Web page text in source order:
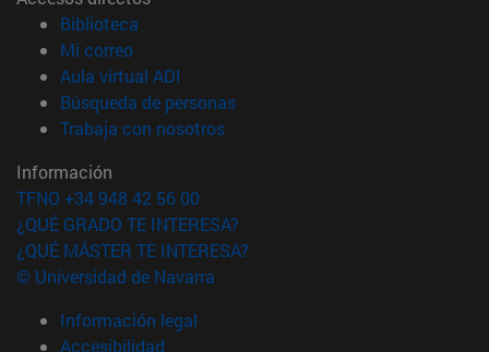
Biblioteca
Mi correo(abre en nueva ventana)
Aula virtual ADI
Búsqueda de personas(abre en nueva ventana)
Trabaja con nosotros(abre en nueva ventana)
Información
TFNO +34 948 42 56 00
¿QUÉ GRADO TE INTERESA?
¿QUÉ MÁSTER TE INTERESA?
© Universidad de Navarra
Información legal
Accesibilidad